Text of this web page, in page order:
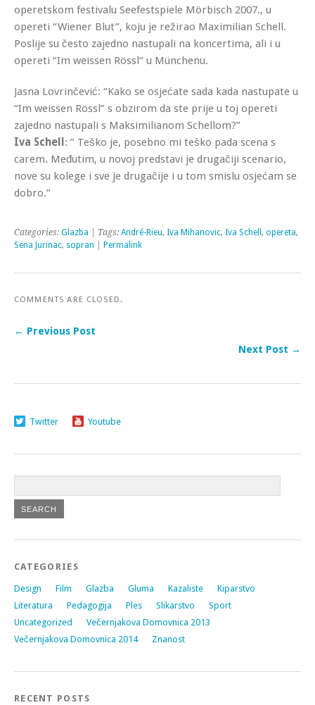
operetskom festivalu Seefestspiele Mörbisch 2007., u
opereti “Wiener Blut”, koju je režirao Maximilian Schell.
Poslije su često zajedno nastupali na koncertima, ali i u
opereti “Im weissen Rössl” u Münchenu.
Jasna Lovrinčević: “Kako se osjećate sada kada nastupate u
“Im weissen Rössl” s obzirom da ste prije u toj opereti
zajedno nastupali s Maksimilianom Schellom?”
Iva Schell : ” Teško je, posebno mi teško pada scena s
carem. Međutim, u novoj predstavi je drugačiji scenario,
nove su kolege i sve je drugačije i u tom smislu osjećam se
dobro.”
Categories: Glazba | Tags: André-Rieu, Iva Mihanovic, Iva Schell , opereta,
Sena Jurinac, sopran Permalink
COMMENTS ARE CLOSED.
← Previous Post
Next Post →
Twitter Youtube
CATEGORIES
Design Film Glazba Gluma Kazaliste
Kiparstvo
Literatura
Pedagogija Ples Slikarstvo
Sport
Uncategorized
Večernjakova Domovnica 2013
Večernjakova Domovnica 2014
Znanost
RECENT POSTS